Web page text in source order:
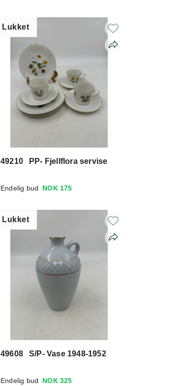
Lukket
49210 PP- Fjellflora servise
Endelig bud NOK 175
Lukket
49608 S/P- Vase 1948-1952
Endelig bud NOK 325